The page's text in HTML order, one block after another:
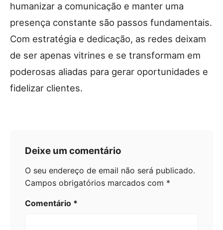
humanizar a comunicação e manter uma
presença constante são passos fundamentais.
Com estratégia e dedicação, as redes deixam
de ser apenas vitrines e se transformam em
poderosas aliadas para gerar oportunidades e
fidelizar clientes.
Deixe um comentário
O seu endereço de email não será publicado.
Campos obrigatórios marcados com *
Comentário *